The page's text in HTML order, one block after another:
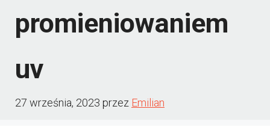
promieniowaniem
uv
27 września, 2023 przez Emilian